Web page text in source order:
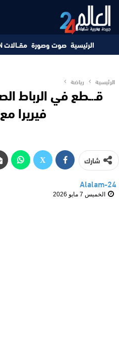
الرئيسية صوت وصورة مقــالات EN
الرئيسية رياضة
قـ.ـطع في الرباط
فيريرا
شارك
Alalam-24
الخميس 7 مايو 2026